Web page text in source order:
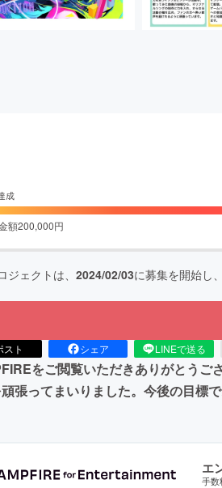
成
額200,000円
ジェクトは、 2024/02/03に募集を開始し、
スト シェア LINEで送る
をご閲覧いただきありがとう
張ってまいりました。今後の目標
エ
手数